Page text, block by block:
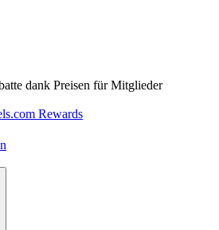
dank Preisen für Mitglieder
Rewards